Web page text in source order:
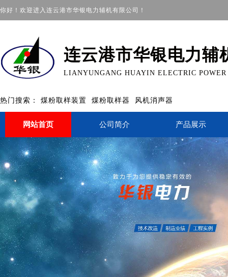
你好！欢迎进入连云港市华银电力辅机有限公司！
连云港市华银电力辅
LIANYUNGANG HUAYIN ELECTRIC
热门搜索： 煤粉取样装置 煤粉取样器 风机消声器
网站首页 公司简介 产品展示